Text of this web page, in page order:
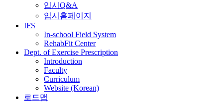
입시Q&A
입시홈페이지
IFS
In-school Field System
RehabFit Center
Dept. of Exercise Prescription
Introduction
Faculty
Curriculum
Website (Korean)
로드맵